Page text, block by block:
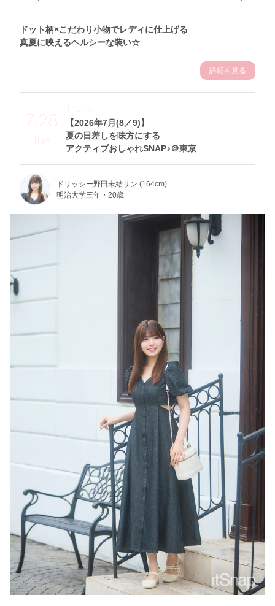
ドット柄×こだわり小物でレディに仕上げる
真夏に映えるヘルシーな装い☆
詳細を見る
7.28
Tue
【2026年7月(8／9)】
夏の日差しを味方にする
アクティブおしゃれSNAP♪＠東京
Theme
ドリッシー野田未結サン (164cm)
明治大学三年・20歳